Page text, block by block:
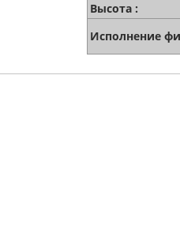
Высота :
Исполнение